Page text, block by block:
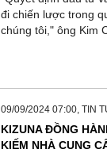
đi chiến lược trong
chúng tôi," ông Kim
09/09/2024 07:00, TIN
KIZUNA ĐỒNG
KIẾM NHÀ CUNG